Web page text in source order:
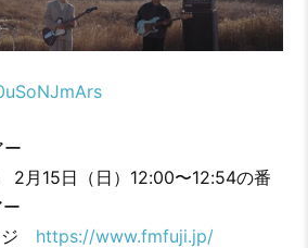
2月15日（日）12:00〜12:54の番
ジ https://www.fmfuji.jp/